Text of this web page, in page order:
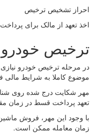
احراز تشخیص ترخیص
اخذ تعهد از مالک برای
ترخیص خودرو
در مرحله ترخیص خودرو
موضوع کاملا به شرایط مالی
مهر شکایت درج شده روی
تعهد پرداخت قسط در زمان
با وجود این مهر، فروش ماشین
زمان معامله ممکن است.